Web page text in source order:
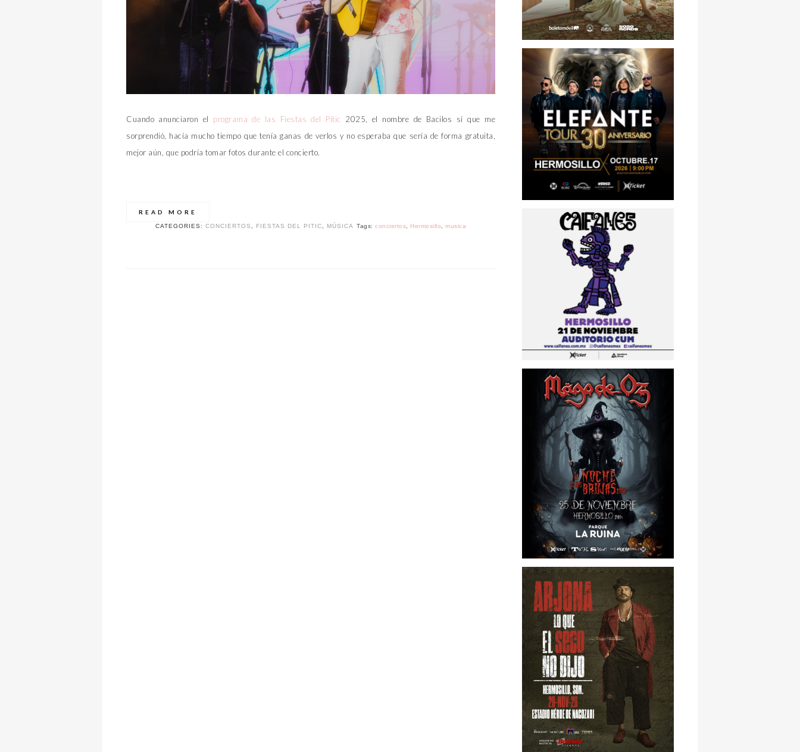
Cuando anunciaron el programa de las Fiestas del Pitic
2025, el nombre de Bacilos sí que me
sorprendió, hacía mucho tiempo que tenía ganas de verlos y no esperaba que sería de forma gratuita,
mejor aún, que podría tomar fotos durante el concierto.
READ MORE
CATEGORIES: CONCIERTOS FIESTAS DEL PITIC MÚSICA Tags: conciertos Hermosillo musica